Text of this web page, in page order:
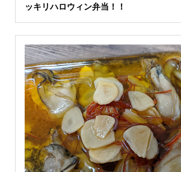
ッキリハロウィン弁当！！